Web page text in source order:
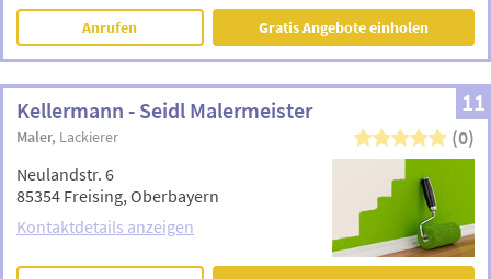
Anrufen Gratis Angebote einholen
11
Kellermann - Seidl Malermeister
Maler Lackierer (0)
Neulandstr. 6
85354 Freising, Oberbayern
Kontaktdetails anzeigen